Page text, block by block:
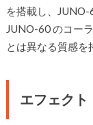
を搭載し、JUNO-
JUNO-60 のコー
とは異なる質感を
エフェクト